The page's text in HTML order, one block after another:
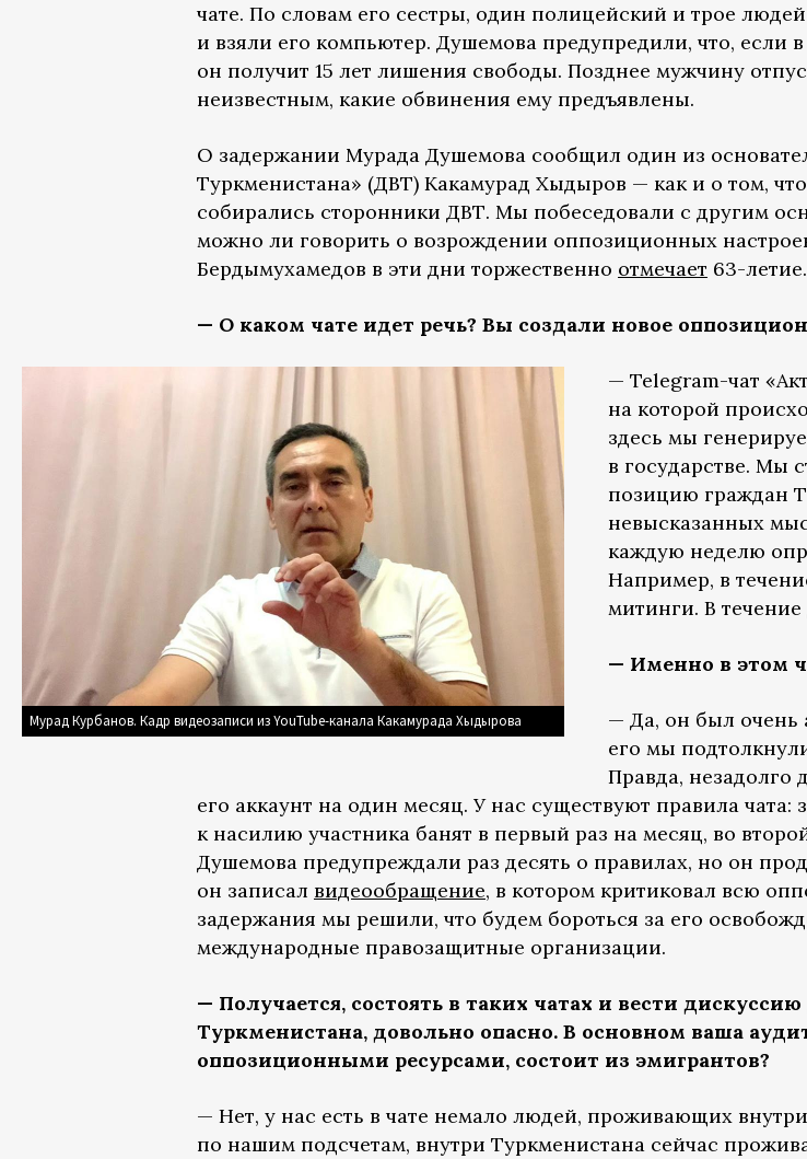
чате. По словам его сестры, один полицейский и трое
и взяли его компьютер. Душемова предупредили, что, если
он получит 15 лет лишения свободы. Позднее мужчину
неизвестным, какие обвинения ему предъявлены.
О задержании Мурада Душемова сообщил один из
Туркменистана» (ДВТ) Какамурад Хыдыров — как и о том,
собирались сторонники ДВТ. Мы побеседовали с другим
можно ли говорить о возрождении оппозиционных
Бердымухамедов в эти дни торжественно отмечает 63-летие.
— О каком чате идет речь? Вы создали новое
Мурад Курбанов. Кадр видеозаписи из YouTube-канала Какамурада Хыдырова
— Telegram-чат
на которой
здесь мы
в государстве. Мы
позицию граждан
невысказанных
каждую неделю
Например, в
митинги. В
— Именно в этом
— Да, он был очень
его мы
Правда, незадолго
его аккаунт на один месяц. У нас существуют правила чата:
к насилию участника банят в первый раз на месяц, во
Душемова предупреждали раз десять о правилах, но он
он записал видеообращение, в котором критиковал всю
задержания мы решили, что будем бороться за его
международные правозащитные организации.
— Получается, состоять в таких чатах и вести
Туркменистана, довольно опасно. В основном ваша
оппозиционными ресурсами, состоит из эмигрантов?
— Нет, у нас есть в чате немало людей, проживающих
по нашим подсчетам, внутри Туркменистана сейчас